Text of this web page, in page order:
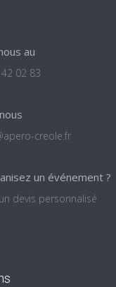
au
02 83
creole.fr
un événement ?
devis personnalisé